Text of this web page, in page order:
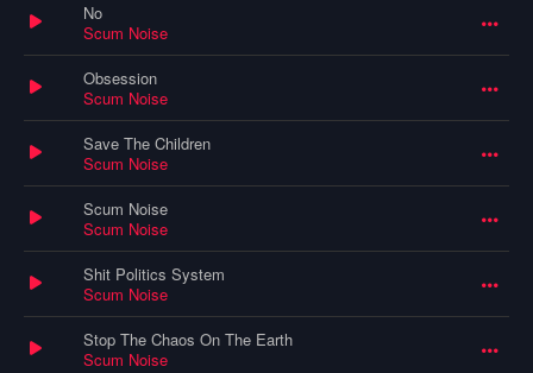
No
Scum Noise
Obsession
Scum Noise
Save The Children
Scum Noise
Scum Noise
Scum Noise
Shit Politics System
Scum Noise
Stop The Chaos On The Earth
Scum Noise